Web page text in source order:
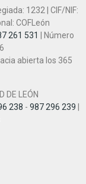
1232 | CIF/NIF:
COFLeón
261 531
| Número
abierta los 365
DE LEÓN
238 - 987 296 239